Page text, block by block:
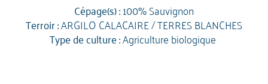
Cépage(s) :100% Sauvignon
Terroir :ARGILO CALACAIRE / TERRES BLANCHES
Type de culture :Agriculture biologique